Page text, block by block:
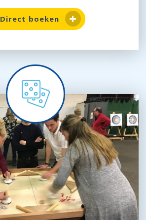
Direct boeken